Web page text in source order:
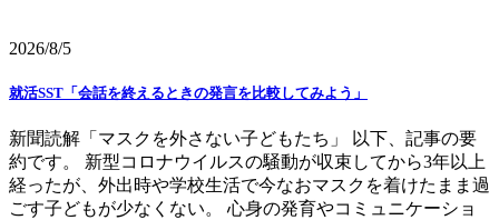
2026/8/5
就活SST「会話を終えるときの発言を比較してみよう」
新聞読解「マスクを外さない子どもたち」 以下、記事の要
約です。 新型コロナウイルスの騒動が収束してから3年以上
経ったが、外出時や学校生活で今なおマスクを着けたまま過
ごす子どもが少なくない。 心身の発育やコミュニケーショ